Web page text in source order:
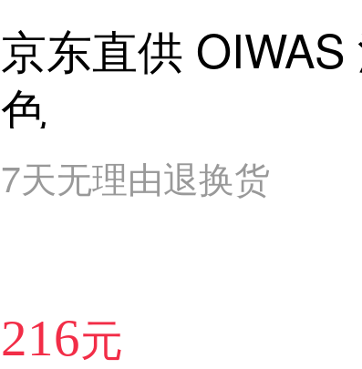
京东直供
色
7天无理由退换货
216元